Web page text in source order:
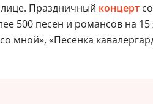
Праздничный концерт
500 песен и романсов на
мной», «Песенка